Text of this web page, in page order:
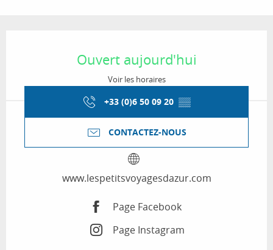
Ouvert aujourd'hui
Voir les horaires
+33 (0)6 50 09 20 ▒▒
CONTACTEZ-NOUS
www.lespetitsvoyagesdazur.com
Page Facebook
Page Instagram